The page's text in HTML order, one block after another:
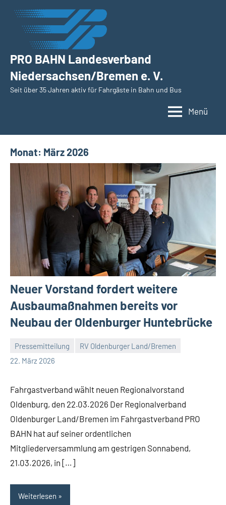
Inhalt
springen
PRO BAHN Landesverband
Niedersachsen/Bremen e. V.
Seit über 35 Jahren aktiv für Fahrgäste in Bahn und Bus
Menü
Monat: März 2026
Neuer Vorstand fordert weitere
Ausbaumaßnahmen bereits vor
Neubau der Oldenburger Huntebrücke
Pressemitteilung
RV Oldenburger Land/Bremen
22. März 2026
Malte
2
Fahrgastverband wählt neuen Regionalvorstand
Oldenburg, den 22.03.2026 Der Regionalverband
Oldenburger Land/Bremen im Fahrgastverband PRO
BAHN hat auf seiner ordentlichen
Mitgliederversammlung am gestrigen Sonnabend,
21.03.2026, in […]
Weiterlesen